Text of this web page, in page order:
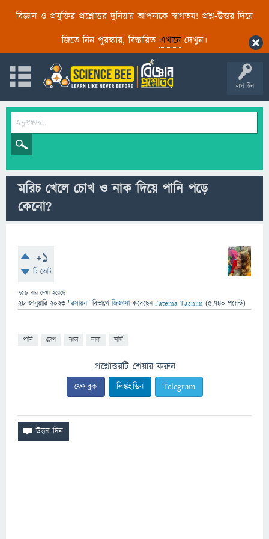
বিজ্ঞান ও প্রযুক্তির প্রশ্নোত্তর দুনিয়ায় আপনাকে স্বাগতম! প্রশ্ন-উত্তর দিয়ে
জিতে নিন পুরস্কার, বিস্তারিত এখানেদেখুন।
লগ ইন
মরিচ খেলে চোখ ও নাক দিয়ে পানি পড়ে
কেনো?
+1
টি ভোট
759 বার দেখা হয়েছে
28 জানুয়ারি 2023 "রসায়ন" বিভাগে জিজ্ঞাসাকরেছেনFatema Tasnim (5,740 পয়েন্ট)
পানি চোখ ঝাল নাক সর্দি
প্রশ্নোত্তরটি শেয়ার করুন
ফেসবুক লিঙ্কইডিন Telegram